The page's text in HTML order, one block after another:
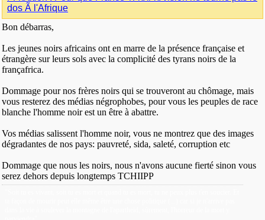
dos Ã l'Afrique
Bon débarras,
Les jeunes noirs africains ont en marre de la présence française et
étrangère sur leurs sols avec la complicité des tyrans noirs de la
françafrica.
Dommage pour nos frères noirs qui se trouveront au chômage, mais
vous resterez des médias négrophobes, pour vous les peuples de race
blanche l'homme noir est un être à abattre.
Vos médias salissent l'homme noir, vous ne montrez que des images
dégradantes de nos pays: pauvreté, sida, saleté, corruption etc
Dommage que nous les noirs, nous n'avons aucune fierté sinon vous
serez dehors depuis longtemps TCHIIPP